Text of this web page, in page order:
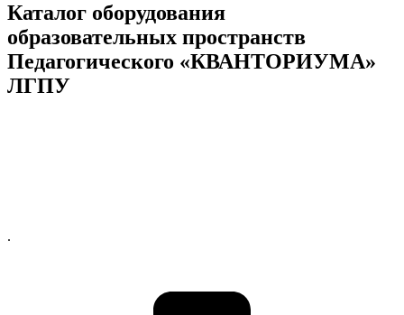
Каталог оборудования
образовательных пространств
Педагогического «КВАНТОРИУМА»
ЛГПУ
.